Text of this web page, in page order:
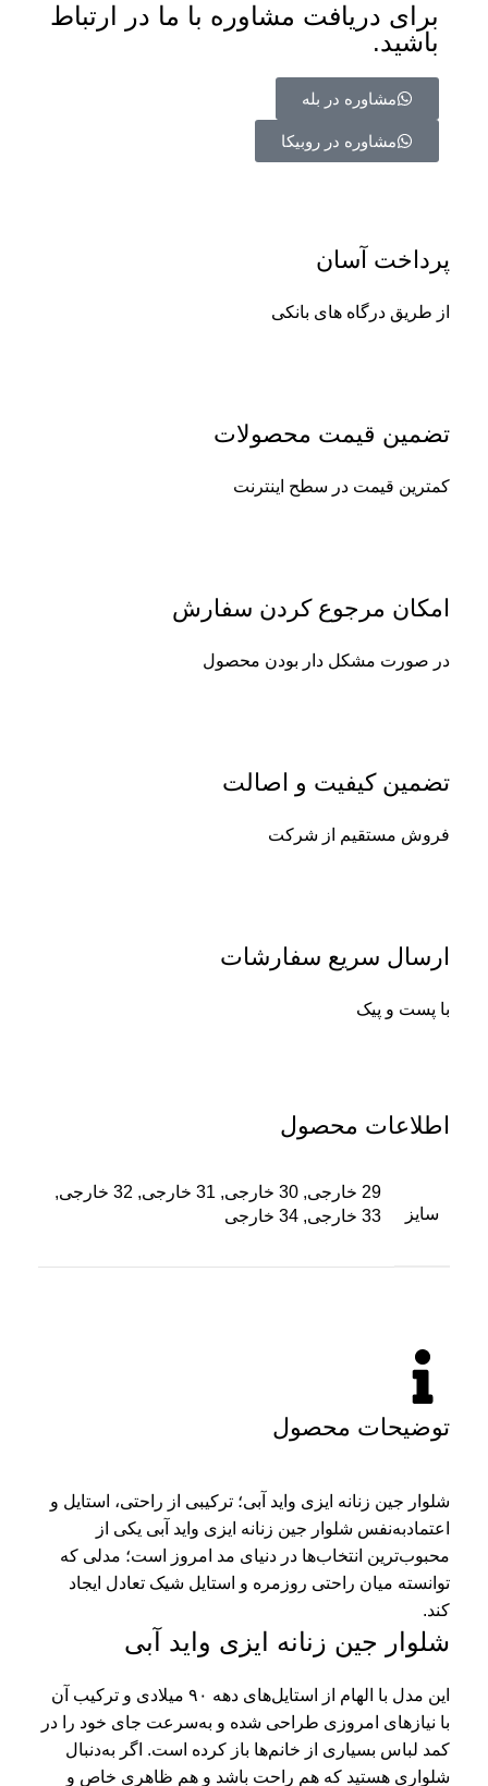
برای دریافت مشاوره با ما در ارتباط
باشید.
مشاوره در بله
مشاوره در روبیکا
پرداخت آسان
از طریق درگاه های بانکی
تضمین قیمت محصولات
کمترین قیمت در سطح اینترنت
امکان مرجوع کردن سفارش
در صورت مشکل دار بودن محصول
تضمین کیفیت و اصالت
فروش مستقیم از شرکت
ارسال سریع سفارشات
با پست و پیک
توضیحات محصول
شلوار جین زنانه ایزی واید آبی؛ ترکیبی از راحتی، استایل و
اعتمادبه‌نفس شلوار جین زنانه ایزی واید آبی یکی از
محبوب‌ترین انتخاب‌ها در دنیای مد امروز است؛ مدلی که
توانسته میان راحتی روزمره و استایل شیک تعادل ایجاد
کند.
شلوار جین زنانه ایزی واید آبی
این مدل با الهام از استایل‌های دهه ۹۰ میلادی و ترکیب آن
با نیازهای امروزی طراحی شده و به‌سرعت جای خود را در
کمد لباس بسیاری از خانم‌ها باز کرده است. اگر به‌دنبال
شلواری هستید که هم راحت باشد و هم ظاهری خاص و
اطلاعات محصول
سایز
29 خارجی, 30 خارجی, 31 خارجی, 32 خارجی,
33 خارجی, 34 خارجی